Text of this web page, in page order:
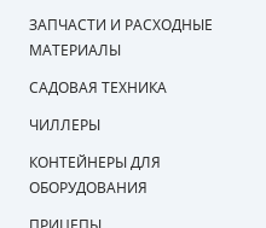
ЗАПЧАСТИ И РАСХОДНЫЕ
МАТЕРИАЛЫ
САДОВАЯ ТЕХНИКА
ЧИЛЛЕРЫ
КОНТЕЙНЕРЫ ДЛЯ
ОБОРУДОВАНИЯ